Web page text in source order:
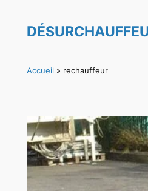
Accueil » rechauffeur